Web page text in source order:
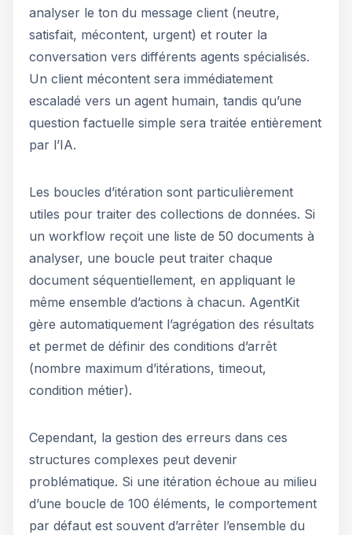
analyser le ton du message client (neutre,
satisfait, mécontent, urgent) et router la
conversation vers différents agents spécialisés.
Un client mécontent sera immédiatement
escaladé vers un agent humain, tandis qu’une
question factuelle simple sera traitée entièrement
par l’IA.
Les boucles d’itération sont particulièrement
utiles pour traiter des collections de données. Si
un workflow reçoit une liste de 50 documents à
analyser, une boucle peut traiter chaque
document séquentiellement, en appliquant le
même ensemble d’actions à chacun. AgentKit
gère automatiquement l’agrégation des résultats
et permet de définir des conditions d’arrêt
(nombre maximum d’itérations, timeout,
condition métier).
Cependant, la gestion des erreurs dans ces
structures complexes peut devenir
problématique. Si une itération échoue au milieu
d’une boucle de 100 éléments, le comportement
par défaut est souvent d’arrêter l’ensemble du